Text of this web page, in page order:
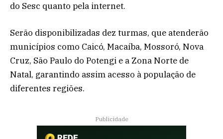
do Sesc quanto pela internet.
Serão disponibilizadas dez turmas, que atenderão
municípios como Caicó, Macaíba, Mossoró, Nova
Cruz, São Paulo do Potengi e a Zona Norte de
Natal, garantindo assim acesso à população de
diferentes regiões.
Publicidade